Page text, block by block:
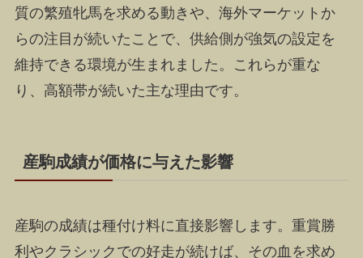
質の繁殖牝馬を求める動きや、海外マーケットか
らの注目が続いたことで、供給側が強気の設定を
維持できる環境が生まれました。これらが重な
り、高額帯が続いた主な理由です。
産駒成績が価格に与えた影響
産駒の成績は種付け料に直接影響します。重賞勝
利やクラシックでの好走が続けば、その血を求め